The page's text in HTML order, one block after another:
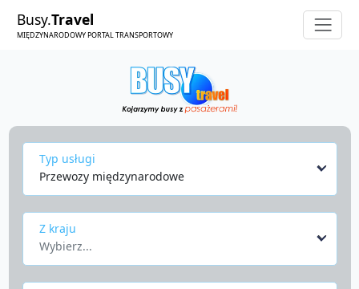
Busy.Travel
MIĘDZYNARODOWY PORTAL TRANSPORTOWY
Typ usługi
Przewozy międzynarodowe
Z kraju
Wybierz...